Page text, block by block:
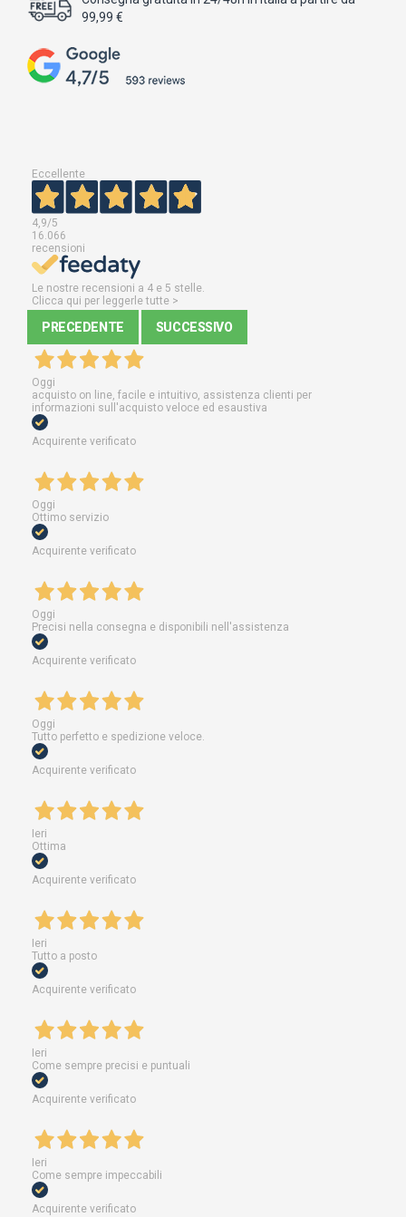
99,99 €
Eccellente
4,9/5
16.066
recensioni
Le nostre recensioni a 4 e 5 stelle.
Clicca qui per leggerle tutte >
PRECEDENTE SUCCESSIVO
Oggi
acquisto on line, facile e intuitivo, assistenza clienti per
informazioni sull'acquisto veloce ed esaustiva
Acquirente verificato
Oggi
Ottimo servizio
Acquirente verificato
Oggi
Precisi nella consegna e disponibili nell'assistenza
Acquirente verificato
Oggi
Tutto perfetto e spedizione veloce.
Acquirente verificato
Ieri
Ottima
Acquirente verificato
Ieri
Tutto a posto
Acquirente verificato
Ieri
Come sempre precisi e puntuali
Acquirente verificato
Ieri
Come sempre impeccabili
Acquirente verificato